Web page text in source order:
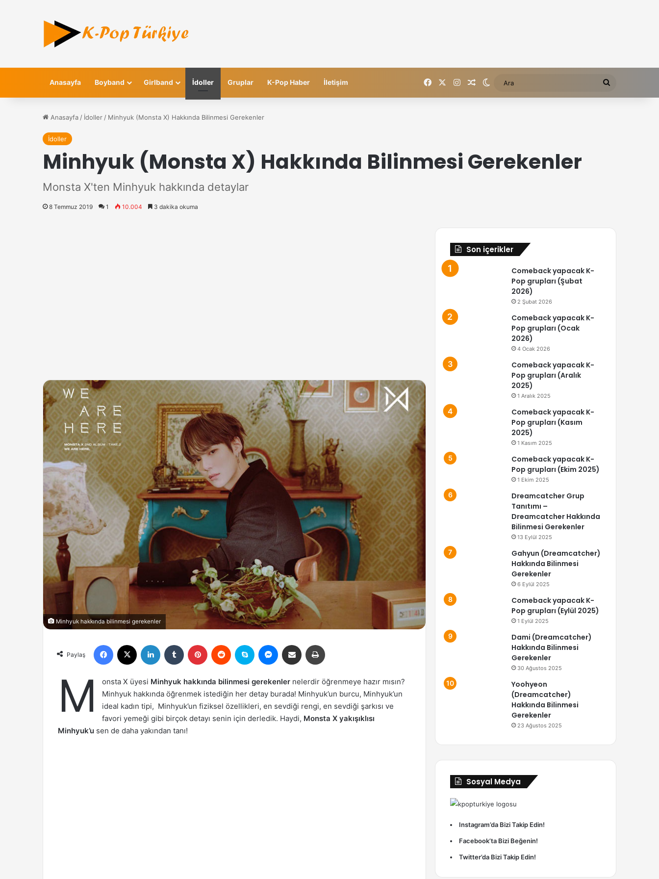
Anasayfa Boyband Girlband İdoller Gruplar K-Pop Haber İletişim FacebookInstagramRastgele içerik
Dış görünümü değiştir
Anasayfa / İdoller / Minhyuk (Monsta X) Hakkında Bilinmesi Gerekenler
İdoller
Minhyuk (Monsta X) Hakkında Bilinmesi Gerekenler
Monsta X'ten Minhyuk hakkında detaylar
8 Temmuz 2019 1 10.004 3 dakika okuma
Minhyuk hakkında bilinmesi gerekenler
Paylaş
Facebook LinkedIn Tumblr Pinterest Reddit Skype MessengerEmail ile gönder
M onsta X üyesi Minhyuk hakkında bilinmesi gerekenler nelerdir öğrenmeye hazır mısın?
Minhyuk hakkında öğrenmek istediğin her detay burada! Minhyuk’un burcu, Minhyuk’un
ideal kadın tipi, Minhyuk’un fiziksel özellikleri, en sevdiği rengi, en sevdiği şarkısı ve
favori yemeği gibi birçok detayı senin için derledik. Haydi, Monsta X yakışıklısı
Minhyuk’u sen de daha yakından tanı!
Son içerikler
Comeback yapacak K-
Pop grupları (Şubat
2026)
2 Şubat 2026
Comeback yapacak K-
Pop grupları (Ocak
2026)
4 Ocak 2026
Comeback yapacak K-
Pop grupları (Aralık
2025)
1 Aralık 2025
Comeback yapacak K-
Pop grupları (Kasım
2025)
1 Kasım 2025
Comeback yapacak K-
Pop grupları (Ekim 2025)
1 Ekim 2025
Dreamcatcher Grup
Tanıtımı –
Dreamcatcher Hakkında
Bilinmesi Gerekenler
13 Eylül 2025
Gahyun (Dreamcatcher)
Hakkında Bilinmesi
Gerekenler
6 Eylül 2025
Comeback yapacak K-
Pop grupları (Eylül 2025)
1 Eylül 2025
Dami (Dreamcatcher)
Hakkında Bilinmesi
Gerekenler
30 Ağustos 2025
Yoohyeon
(Dreamcatcher)
Hakkında Bilinmesi
Gerekenler
23 Ağustos 2025
Sosyal Medya
Instagram’da Bizi Takip Edin!
Facebook’ta Bizi Beğenin!
Twitter’da Bizi Takip Edin!